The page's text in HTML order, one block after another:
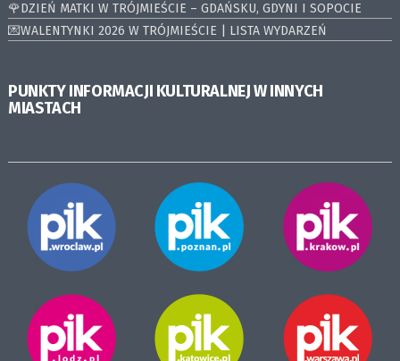
🌹DZIEŃ MATKI W TRÓJMIEŚCIE – GDAŃSKU, GDYNI I SOPOCIE
💌WALENTYNKI 2026 W TRÓJMIEŚCIE | LISTA WYDARZEŃ
PUNKTY INFORMACJI KULTURALNEJ W INNYCH
MIASTACH